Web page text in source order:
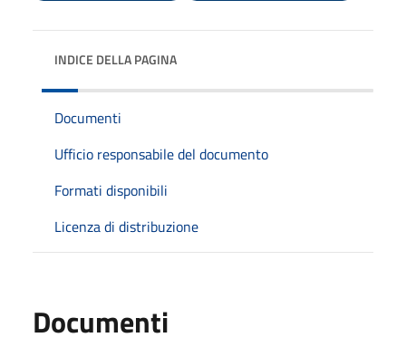
INDICE DELLA PAGINA
Documenti
Ufficio responsabile del documento
Formati disponibili
Licenza di distribuzione
Documenti